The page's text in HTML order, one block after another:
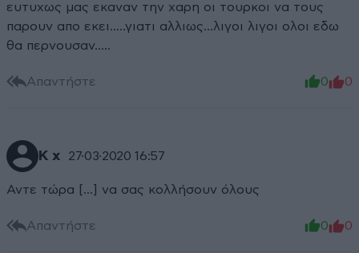
ευτυχως μας εκαναν την χαρη οι τουρκοι να τους
παρουν απο εκει.....γιατι αλλιως...λιγοι λιγοι ολοι εδω
θα περνουσαν.....
Απαντήστε 0 0
K x 27·03·2020 16:57
Αντε τώρα [...] να σας κολλήσουν όλους
Απαντήστε 0 0